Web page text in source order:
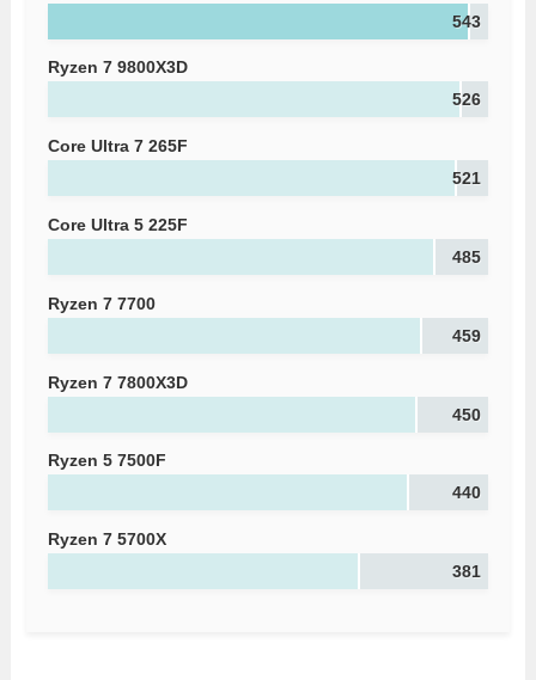
543
Ryzen 7 9800X3D
526
Core Ultra 7 265F
521
Core Ultra 5 225F
485
Ryzen 7 7700
459
Ryzen 7 7800X3D
450
Ryzen 5 7500F
440
Ryzen 7 5700X
381